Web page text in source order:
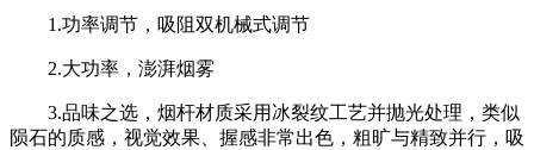
1.功率调节，吸阻双机械式调节
2.大功率，澎湃烟雾
3.品味之选，烟杆材质采用冰裂纹工艺并抛光处理，类似
陨石的质感，视觉效果、握感非常出色，粗旷与精致并行，吸